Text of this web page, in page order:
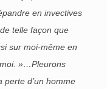
en invectives
telle façon que
sur moi-même en
»…Pleurons
d’un homme